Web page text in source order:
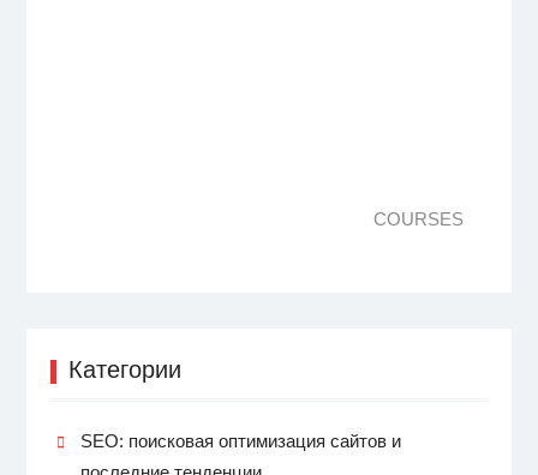
COURSES
Категории
SEO: поисковая оптимизация сайтов и